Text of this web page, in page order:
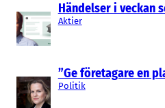
Händelser i veckan
Aktier
”Ge företagare en
Politik